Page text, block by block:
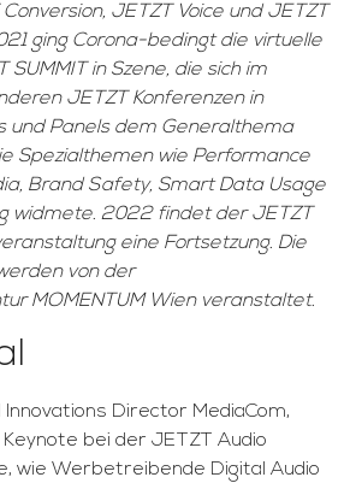
JETZT Voice und JETZT
ging Corona-bedingt die virtuelle
SUMMIT in Szene, die sich im
JETZT Konferenzen in
und Panels dem Generalthema
Spezialthemen wie Performance
Brand Safety, Smart Data Usage
widmete. 2022 findet der JETZT
eine Fortsetzung. Die
von der
MOMENTUM Wien veranstaltet.
Innovations Director MediaCom,
bei der JETZT Audio
wie Werbetreibende Digital Audio